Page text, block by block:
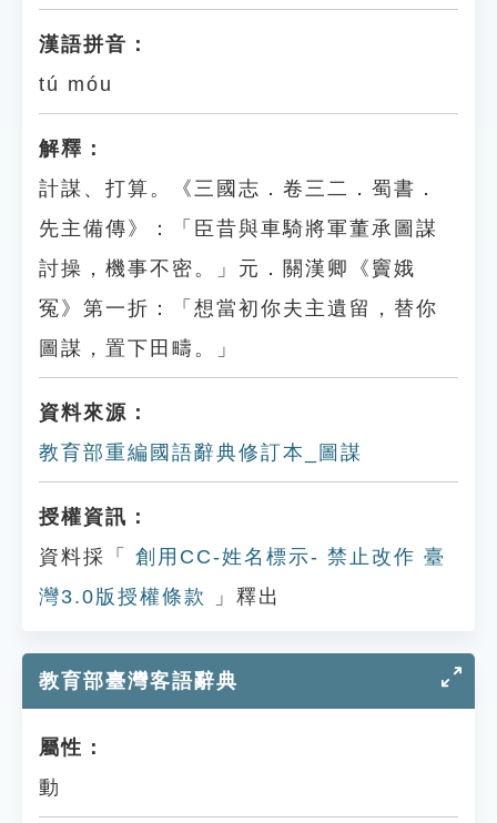
漢語拼音：
tú móu
解釋：
計謀、打算。《三國志．卷三二．蜀書．
先主備傳》：「臣昔與車騎將軍董承圖謀
討操，機事不密。」元．關漢卿《竇娥
冤》第一折：「想當初你夫主遺留，替你
圖謀，置下田疇。」
資料來源：
教育部重編國語辭典修訂本_圖謀
授權資訊：
資料採「
創用CC-姓名標示- 禁止改作 臺
灣3.0版授權條款
」釋出
教育部臺灣客語辭典
屬性：
動